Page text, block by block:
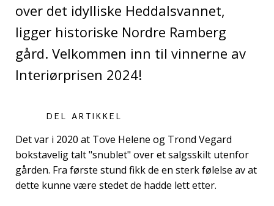
over det idylliske Heddalsvannet,
ligger historiske Nordre Ramberg
gård. Velkommen inn til vinnerne av
Interiørprisen 2024!
DEL ARTIKKEL
Det var i 2020 at Tove Helene og Trond Vegard
bokstavelig talt "snublet" over et salgsskilt utenfor
gården. Fra første stund fikk de en sterk følelse av at
dette kunne være stedet de hadde lett etter.